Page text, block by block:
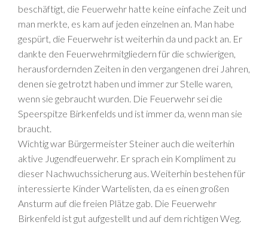
beschäftigt, die Feuerwehr hatte keine einfache Zeit und
man merkte, es kam auf jeden einzelnen an. Man habe
gespürt, die Feuerwehr ist weiterhin da und packt an. Er
dankte den Feuerwehrmitgliedern für die schwierigen,
herausfordernden Zeiten in den vergangenen drei Jahren,
denen sie getrotzt haben und immer zur Stelle waren,
wenn sie gebraucht wurden. Die Feuerwehr sei die
Speerspitze Birkenfelds und ist immer da, wenn man sie
braucht.
Wichtig war Bürgermeister Steiner auch die weiterhin
aktive Jugendfeuerwehr. Er sprach ein Kompliment zu
dieser Nachwuchssicherung aus. Weiterhin bestehen für
interessierte Kinder Wartelisten, da es einen großen
Ansturm auf die freien Plätze gab. Die Feuerwehr
Birkenfeld ist gut aufgestellt und auf dem richtigen Weg.